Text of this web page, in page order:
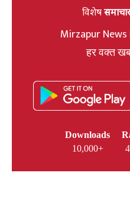
विशेष
Mirzapur
हर वक्त
Downloads
10,000+